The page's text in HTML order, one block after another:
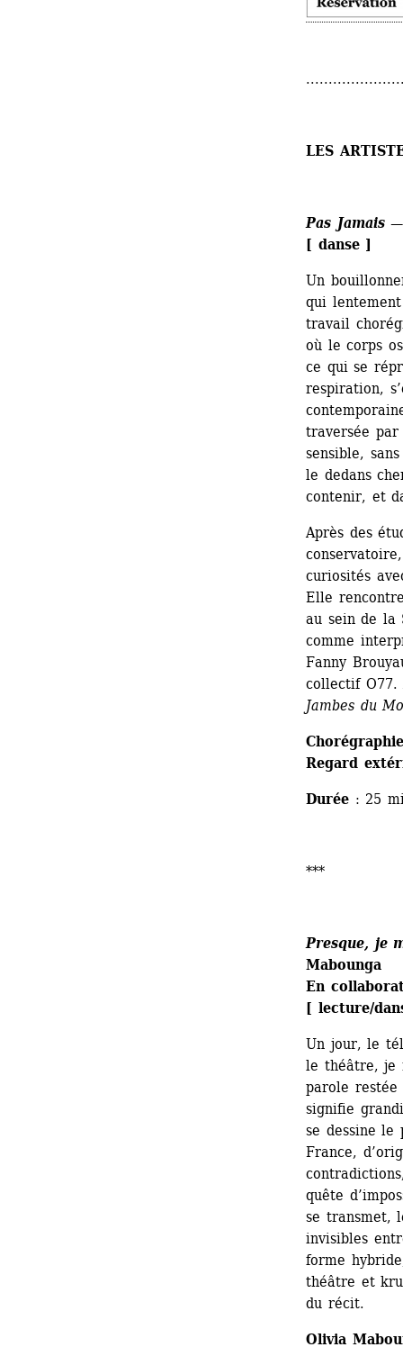
LES
Pas Jamais—
[ danse ]
Un
qui
travail
où le corps
ce qui se
respiration,
traversée par
sensible,
le dedans
contenir, et
Après des
curiosités
Elle
au sein de la
comme
Fanny
collectif
Jambes du
Regard
Durée : 25
***
Presque, je
Mabounga
En
[ lecture/
Un jour, le
le théâtre, je
parole restée
signifie
se dessine le
France,
quête
se transmet,
invisibles
forme
théâtre et
du récit.
Olivia